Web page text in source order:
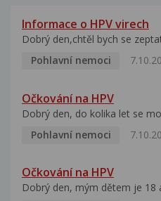
Informace o HPV virech
Dobrý den,chtěl bych se
Pohlavní nemoci
Očkování na HPV
Dobrý den, do kolika let se
Pohlavní nemoci
Očkování na HPV
Dobrý den, mým dětem je 18